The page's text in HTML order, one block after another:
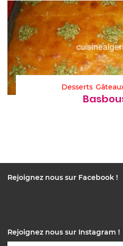
Desserts
Rejoignez nous sur Facebook !
Rejoignez nous sur Instagram !